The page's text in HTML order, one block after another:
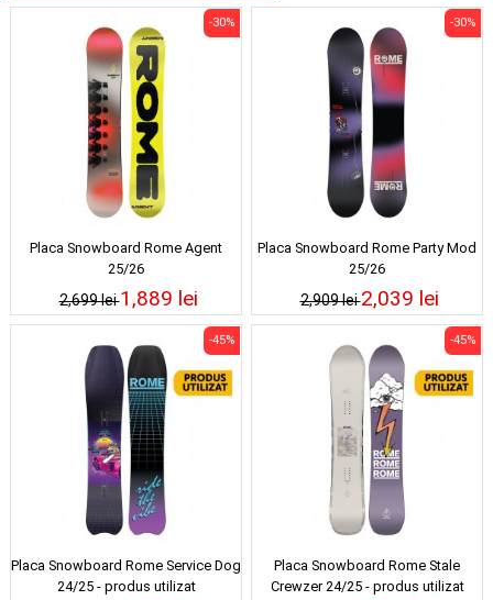
Placa Snowboard Rome Agent
25/26
2,699 lei
-30%
1,889 lei
Placa Snowboard Rome Party Mod
25/26
2,909 lei
-30%
2,039 lei
Placa Snowboard Rome Service Dog
24/25 - produs utilizat
-45%
Placa Snowboard Rome Stale
Crewzer 24/25 - produs utilizat
-45%